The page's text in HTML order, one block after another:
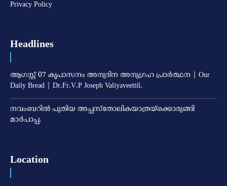
Privacy Policy
Headlines
ആഗസ്റ്റ് 07 കൃപാസനം അനുദിന അനുഗ്രഹ പ്രാർത്ഥന | Our
Daily Bread | Dr.Fr.V.P Joseph Valiyaveettil.
നവംബറില്‍ പുതിയ അപ്പസ്‌തോലികയാത്രയ്‌ക്കൊരുങ്ങി
മാര്‍പാപ്പ.
Location